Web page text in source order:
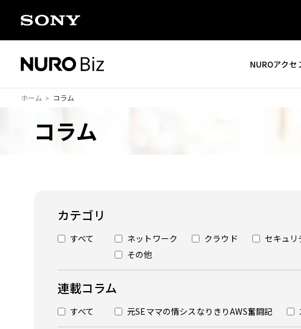
NUROアクセ
ホーム コラム
コラム
カテゴリ
すべて ネットワーク クラウド セキュリ
その他
連載コラム
すべて 元SEママの情シスなりきりAWS奮闘記